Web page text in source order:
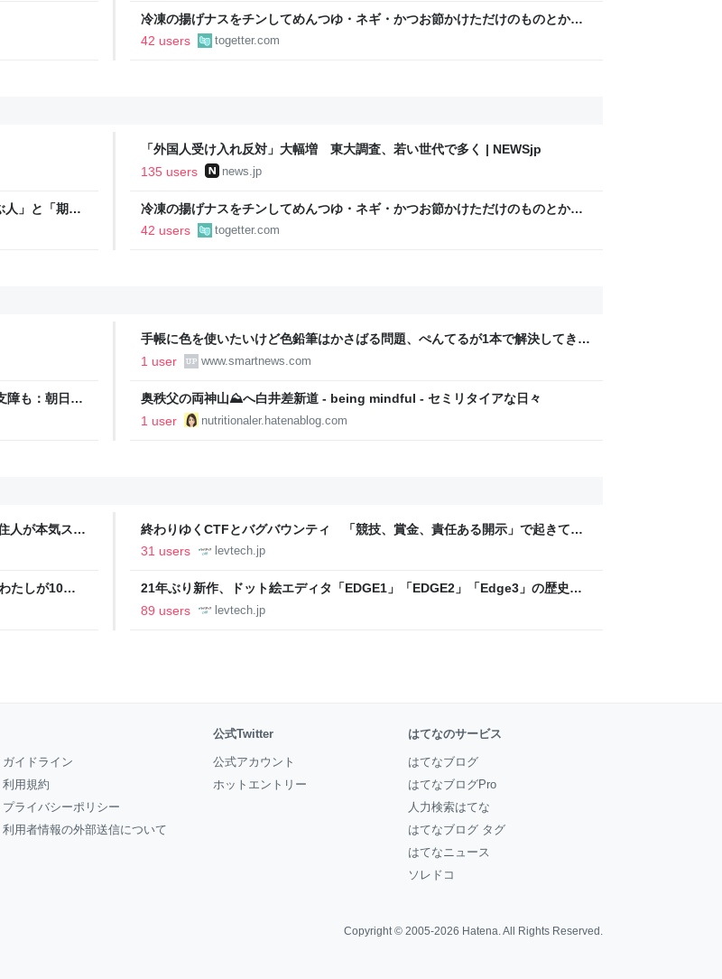
冷凍の揚げナスをチンしてめんつゆ・ネギ・かつお節かけただけのものとか
「何の手間もかけない一品」を提供することに喜びを感じる…こういう簡単レ
シピもっと知りたい
42 users togetter.com
「外国人受け入れ反対」大幅増 東大調査、若い世代で多く | NEWSjp
135 users
news.jp
人」と「期待
冷凍の揚げナスをチンしてめんつゆ・ネギ・かつお節かけただけのものとか
「何の手間もかけない一品」を提供することに喜びを感じる…こういう簡単レ
42 users togetter.com
手帳に色を使いたいけど色鉛筆はかさばる問題、ぺんてるが1本で解決してきた
(UPDATE)
1 user www.smartnews.com
障も：朝日新
奥秩父の両神山⛰️へ白井差新道 - being mindful - セミリタイアな日々
1 user
nutritionaler.hatenablog.com
人が本気スキ
東京・中央
終わりゆくCTFとバグバウンティ 「競技、賞金、責任ある開示」で起きてい
ること【フォーカス】 - レバテックLAB
31 users levtech.jp
たしが10年
21年ぶり新作、ドット絵エディタ「EDGE1」「EDGE2」「Edge3」の歴史に
ついて作者に聞く【フォーカス】 - レバテックLAB
89 users levtech.jp
ガイドライン
利用規約
プライバシーポリシー
利用者情報の外部送信について
公式Twitter
公式アカウント
ホットエントリー
はてなのサービス
はてなブログ
はてなブログPro
人力検索はてな
はてなブログ タグ
はてなニュース
ソレドコ
Copyright © 2005-2026 Hatena . All Rights Reserved.